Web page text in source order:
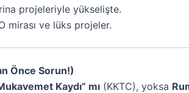
projeleriyle yükselişte.
mirası ve lüks projeler.
Önce Sorun!)
Kaydı” mı (KKTC), yoksa